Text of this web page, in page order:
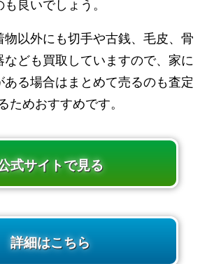
良いでしょう。
物以外にも切手や古銭、毛皮、骨
なども買取していますので、家に
る場合はまとめて売るのも査定
ためおすすめです。
式サイトで見る
詳細はこちら